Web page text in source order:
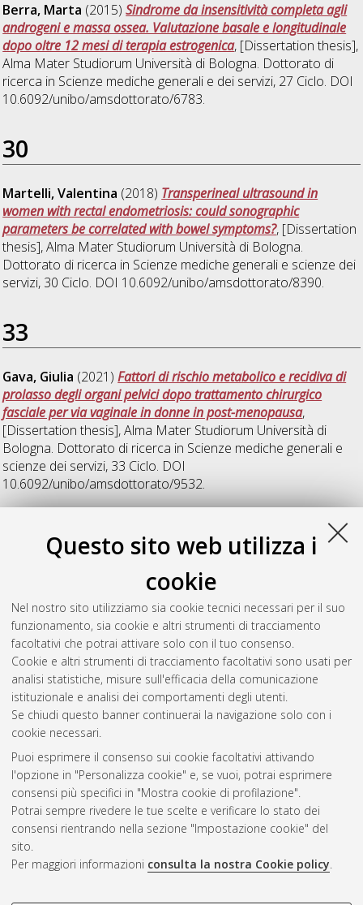
Questo sito web utilizza i
cookie
Nel nostro sito utilizziamo sia cookie tecnici necessari per il suo
funzionamento, sia cookie e altri strumenti di tracciamento
facoltativi che potrai attivare solo con il tuo consenso.
Cookie e altri strumenti di tracciamento facoltativi sono usati per
analisi statistiche, misure sull'efficacia della comunicazione
istituzionale e analisi dei comportamenti degli utenti.
Se chiudi questo banner continuerai la navigazione solo con i
cookie necessari.
Puoi esprimere il consenso sui cookie facoltativi attivando
l'opzione in "Personalizza cookie" e, se vuoi, potrai esprimere
consensi più specifici in "Mostra cookie di profilazione".
Potrai sempre rivedere le tue scelte e verificare lo stato dei
consensi rientrando nella sezione "Impostazione cookie" del
sito.
Per maggiori informazioni consulta la nostra Cookie policy.
Berra, Marta (2015)Sindrome da insensitività completa agli
androgeni e massa ossea. Valutazione basale e longitudinale
dopo oltre 12 mesi di terapia estrogenica, [Dissertation thesis],
Alma Mater Studiorum Università di Bologna. Dottorato di
ricerca in Scienze mediche generali e dei servizi, 27 Ciclo. DOI
10.6092/unibo/amsdottorato/6783.
30
Martelli, Valentina (2018) Transperineal ultrasound in
women with rectal endometriosis: could sonographic
parameters be correlated with bowel symptoms?, [Dissertation
thesis], Alma Mater Studiorum Università di Bologna.
Dottorato di ricerca in Scienze mediche generali e scienze dei
servizi, 30 Ciclo. DOI 10.6092/unibo/amsdottorato/8390.
33
Gava, Giulia (2021)Fattori di rischio metabolico e recidiva di
prolasso degli organi pelvici dopo trattamento chirurgico
fasciale per via vaginale in donne in post-menopausa,
[Dissertation thesis], Alma Mater Studiorum Università di
Bologna. Dottorato di ricerca in Scienze mediche generali e
scienze dei servizi, 33 Ciclo. DOI
10.6092/unibo/amsdottorato/9532.
Riscontri istologici in individui
transgender AFAB in terapia con testosterone
thesis], Alma Mater Studiorum Università di Bologna.
Dottorato di ricerca inScienze mediche generali e scienze dei
servizi, 36 Ciclo. DOI 10.48676/unibo/amsdottorato/11248.
Questa lista e' stata generata ilFri Aug 7 20:47:32 2026 CEST
Atom
Rss 1.0
Rss 2.0
ISSN: 2038-7946